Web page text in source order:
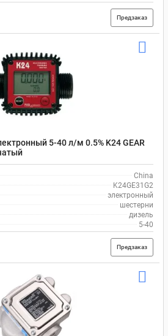
Предзаказ
5-40 л/м 0.5% K24 GEAR
China
K24GE31G2
электронный
шестерни
дизель
5-40
Предзаказ